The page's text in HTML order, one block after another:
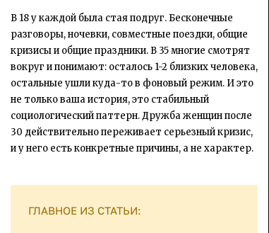
В 18 у каждой была стая подруг. Бесконечные
разговоры, ночевки, совместные поездки, общие
кризисы и общие праздники. В 35 многие смотрят
вокруг и понимают: осталось 1-2 близких человека,
остальные ушли куда-то в фоновый режим. И это
не только ваша история, это стабильный
социологический паттерн. Дружба женщин после
30 действительно переживает серьезный кризис,
и у него есть конкретные причины, а не характер.
ГЛАВНОЕ ИЗ СТАТЬИ: